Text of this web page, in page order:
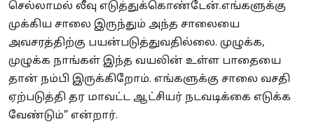
செல்லாமல் லீவு எடுத்துக்கொண்டேன்.எங்களுக்கு
முக்கிய சாலை இருந்தும் அந்த சாலையை
அவசரத்திற்கு பயன்படுத்துவதில்லை. முழுக்க,
முழுக்க நாங்கள் இந்த வயலின் உள்ள பாதையை
தான் நம்பி இருக்கிறோம். எங்களுக்கு சாலை வசதி
ஏற்படுத்தி தர மாவட்ட ஆட்சியர் நடவடிக்கை எடுக்க
வேண்டும்” என்றார்.